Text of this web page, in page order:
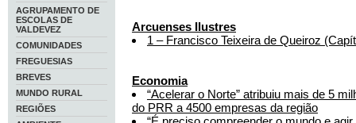
AGRUPAMENTO DE
ESCOLAS DE
VALDEVEZ
COMUNIDADES
FREGUESIAS
BREVES
MUNDO RURAL
REGIÕES
Arcuenses Ilustres
1 – Francisco Teixeira de Queiroz
Economia
“Acelerar o Norte” atribuiu mais de 5
do PRR a 4500 empresas da região